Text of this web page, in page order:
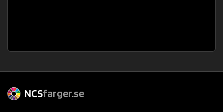
NCSfarger.se